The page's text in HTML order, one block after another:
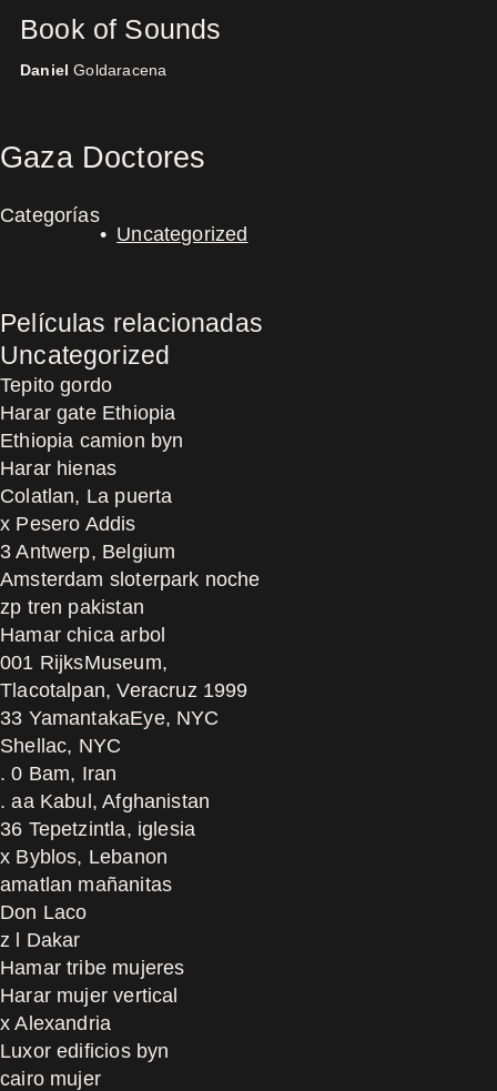
Book of Sounds
Daniel Goldaracena
Gaza Doctores
Categorías
Uncategorized
Películas relacionadas
Uncategorized
Tepito gordo
Harar gate Ethiopia
Ethiopia camion byn
Harar hienas
Colatlan, La puerta
x Pesero Addis
3 Antwerp, Belgium
Amsterdam sloterpark noche
zp tren pakistan
Hamar chica arbol
001 RijksMuseum,
Tlacotalpan, Veracruz 1999
33 YamantakaEye, NYC
Shellac, NYC
. 0 Bam, Iran
. aa Kabul, Afghanistan
36 Tepetzintla, iglesia
x Byblos, Lebanon
amatlan mañanitas
Don Laco
z l Dakar
Hamar tribe mujeres
Harar mujer vertical
x Alexandria
Luxor edificios byn
cairo mujer